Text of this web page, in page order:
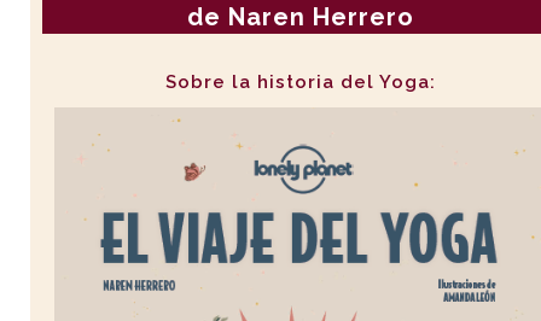
de Naren Herrero
Sobre la historia del Yoga: